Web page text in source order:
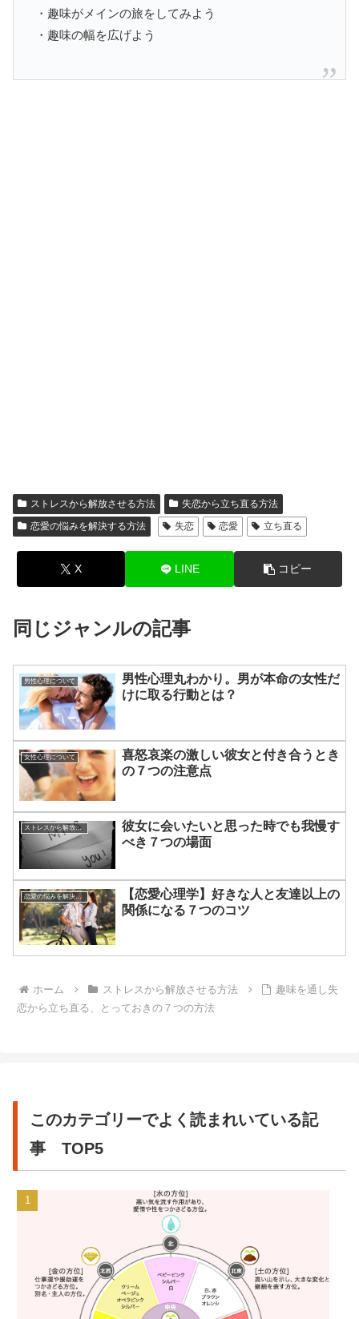
・趣味がメインの旅をしてみよう
・趣味の幅を広げよう
ストレスから解放させる方法
失恋から立ち直る方法
恋愛の悩みを解決する方法
失恋 恋愛 立ち直る
X LINE コピー
同じジャンルの記事
男性心理について
男性心理丸わかり。男が本命の女性だ
けに取る行動とは？
女性心理について
喜怒哀楽の激しい彼女と付き合うとき
の７つの注意点
ストレスから解放させる方法
彼女に会いたいと思った時でも我慢す
べき７つの場面
恋愛の悩みを解決する方法
【恋愛心理学】好きな人と友達以上の
関係になる７つのコツ
ホーム ストレスから解放させる方法
趣味を通し失
恋から立ち直る、とっておきの７つの方法
このカテゴリーでよく読まれいている記
事 TOP5